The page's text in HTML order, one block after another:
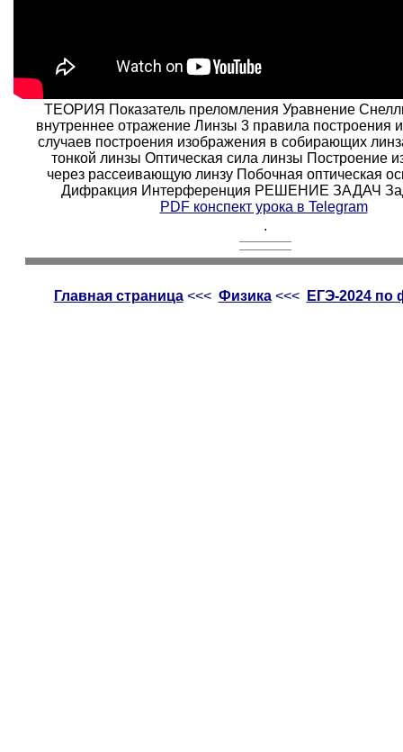
ТЕОРИЯ Показатель преломления Уравнение
внутреннее отражение Линзы 3 правила построения
случаев построения изображения в собирающих
тонкой линзы Оптическая сила линзы Построение
через рассеивающую линзу Побочная оптическая
Дифракция Интерференция РЕШЕНИЕ ЗАДАЧ
PDF конспект урока в Telegram
.
Главная страница<<< Физика<<< ЕГЭ-2024 по